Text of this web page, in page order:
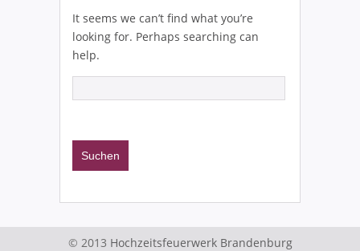
It seems we can’t find what you’re
looking for. Perhaps searching can
help.
© 2013 Hochzeitsfeuerwerk Brandenburg